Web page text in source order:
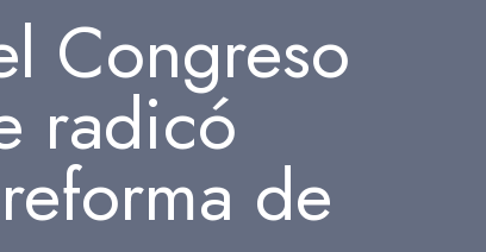
Congreso
radicó
de